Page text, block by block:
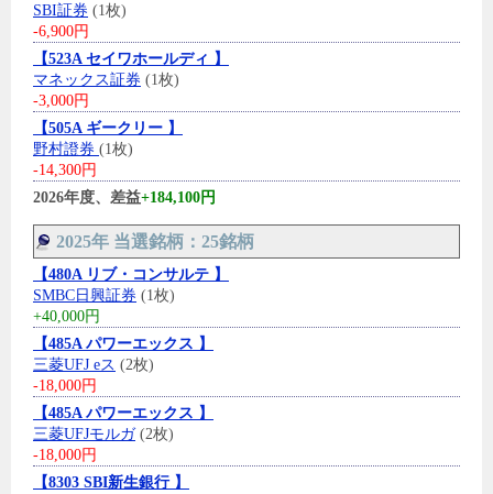
SBI証券 (1枚)
-6,900円
【523A セイワホールディ 】
マネックス証券 (1枚)
-3,000円
【505A ギークリー 】
野村證券 (1枚)
-14,300円
2026年度、差益+184,100円
2025年 当選銘柄：25銘柄
【480A リブ・コンサルテ 】
SMBC日興証券 (1枚)
+40,000円
【485A パワーエックス 】
三菱UFJ eス (2枚)
-18,000円
【485A パワーエックス 】
三菱UFJモルガ(2枚)
-18,000円
【8303 SBI新生銀行 】